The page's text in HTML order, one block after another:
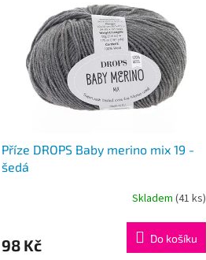
Příze DROPS Baby merino mix 19 -
šedá
je
Skladem (41 ks)
98 Kč Do košíku